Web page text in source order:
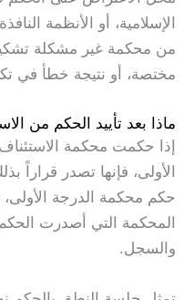
الإسلامية، أو الأنظمة
من محكمة غير مشكلة
مختصة، أو نتيجة خطأ في
ماذا بعد تأييد الحكم من
إذا حكمت محكمة
الأولى، فإنها تصدر
حكم محكمة الدرجة
المحكمة التي أصدرت
والسجل.